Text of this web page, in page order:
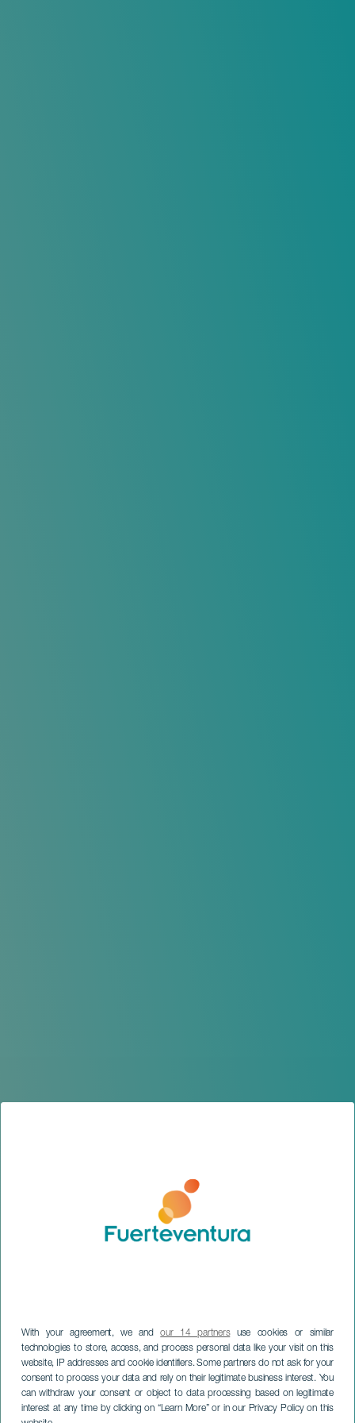
With your agreement, we andour 14 partnersuse cookies or similar
technologies to store, access, and process personal data like your visit on this
website, IP addresses and cookie identifiers. Some partners do not ask for your
consent to process your data and rely on their legitimate business interest. You
can withdraw your consent or object to data processing based on legitimate
interest at any time by clicking on “Learn More” or in our Privacy Policy on this
Boże Narodzenie w Puerto
FUERTEVENTURA